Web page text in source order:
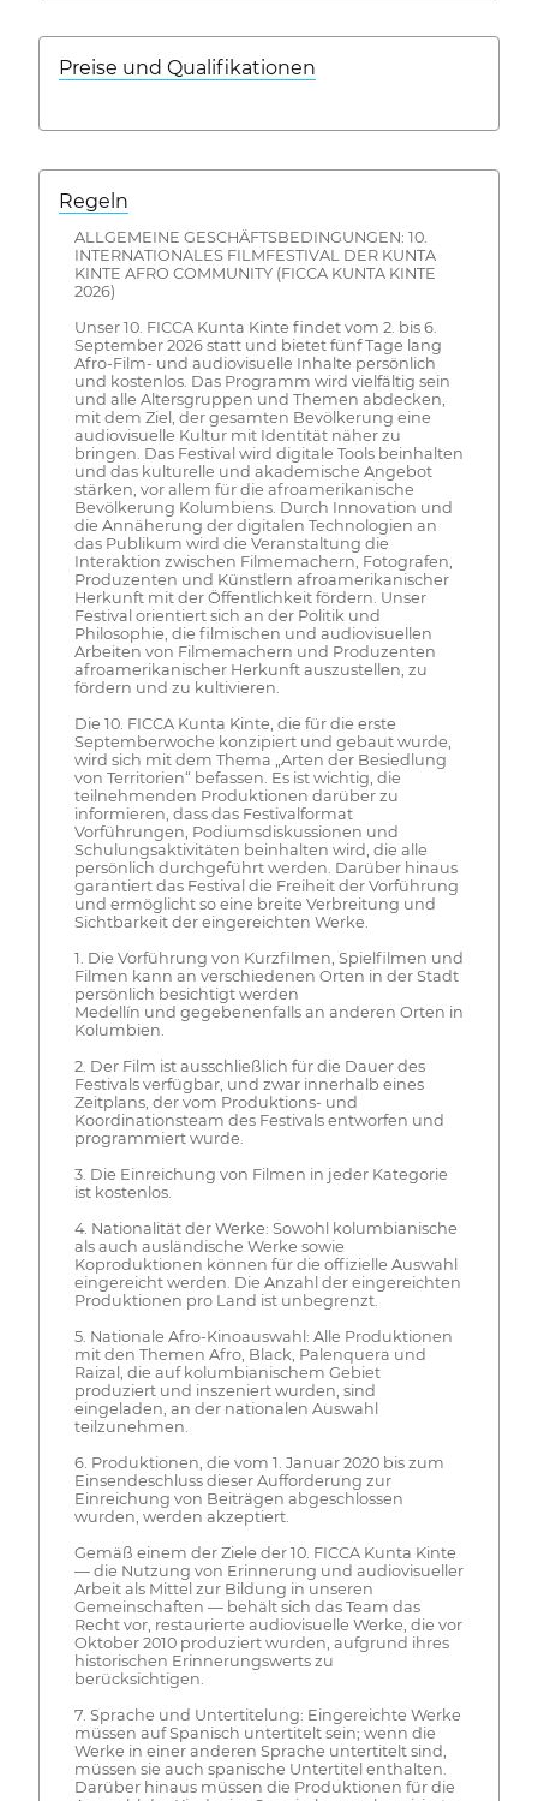
Preise und Qualifikationen
Regeln
ALLGEMEINE GESCHÄFTSBEDINGUNGEN: 10.
INTERNATIONALES FILMFESTIVAL DER KUNTA
KINTE AFRO COMMUNITY (FICCA KUNTA KINTE
2026)
Unser 10. FICCA Kunta Kinte findet vom 2. bis 6.
September 2026 statt und bietet fünf Tage lang
Afro-Film- und audiovisuelle Inhalte persönlich
und kostenlos. Das Programm wird vielfältig sein
und alle Altersgruppen und Themen abdecken,
mit dem Ziel, der gesamten Bevölkerung eine
audiovisuelle Kultur mit Identität näher zu
bringen. Das Festival wird digitale Tools beinhalten
und das kulturelle und akademische Angebot
stärken, vor allem für die afroamerikanische
Bevölkerung Kolumbiens. Durch Innovation und
die Annäherung der digitalen Technologien an
das Publikum wird die Veranstaltung die
Interaktion zwischen Filmemachern, Fotografen,
Produzenten und Künstlern afroamerikanischer
Herkunft mit der Öffentlichkeit fördern. Unser
Festival orientiert sich an der Politik und
Philosophie, die filmischen und audiovisuellen
Arbeiten von Filmemachern und Produzenten
afroamerikanischer Herkunft auszustellen, zu
fördern und zu kultivieren.
Die 10. FICCA Kunta Kinte, die für die erste
Septemberwoche konzipiert und gebaut wurde,
wird sich mit dem Thema „Arten der Besiedlung
von Territorien“ befassen. Es ist wichtig, die
teilnehmenden Produktionen darüber zu
informieren, dass das Festivalformat
Vorführungen, Podiumsdiskussionen und
Schulungsaktivitäten beinhalten wird, die alle
persönlich durchgeführt werden. Darüber hinaus
garantiert das Festival die Freiheit der Vorführung
und ermöglicht so eine breite Verbreitung und
Sichtbarkeit der eingereichten Werke.
1. Die Vorführung von Kurzfilmen, Spielfilmen und
Filmen kann an verschiedenen Orten in der Stadt
persönlich besichtigt werden
Medellín und gegebenenfalls an anderen Orten in
Kolumbien.
2. Der Film ist ausschließlich für die Dauer des
Festivals verfügbar, und zwar innerhalb eines
Zeitplans, der vom Produktions- und
Koordinationsteam des Festivals entworfen und
programmiert wurde.
3. Die Einreichung von Filmen in jeder Kategorie
ist kostenlos.
4. Nationalität der Werke: Sowohl kolumbianische
als auch ausländische Werke sowie
Koproduktionen können für die offizielle Auswahl
eingereicht werden. Die Anzahl der eingereichten
Produktionen pro Land ist unbegrenzt.
5. Nationale Afro-Kinoauswahl: Alle Produktionen
mit den Themen Afro, Black, Palenquera und
Raizal, die auf kolumbianischem Gebiet
produziert und inszeniert wurden, sind
eingeladen, an der nationalen Auswahl
teilzunehmen.
6. Produktionen, die vom 1. Januar 2020 bis zum
Einsendeschluss dieser Aufforderung zur
Einreichung von Beiträgen abgeschlossen
wurden, werden akzeptiert.
Gemäß einem der Ziele der 10. FICCA Kunta Kinte
— die Nutzung von Erinnerung und audiovisueller
Arbeit als Mittel zur Bildung in unseren
Gemeinschaften — behält sich das Team das
Recht vor, restaurierte audiovisuelle Werke, die vor
Oktober 2010 produziert wurden, aufgrund ihres
historischen Erinnerungswerts zu
berücksichtigen.
7. Sprache und Untertitelung: Eingereichte Werke
müssen auf Spanisch untertitelt sein; wenn die
Werke in einer anderen Sprache untertitelt sind,
müssen sie auch spanische Untertitel enthalten.
Darüber hinaus müssen die Produktionen für die